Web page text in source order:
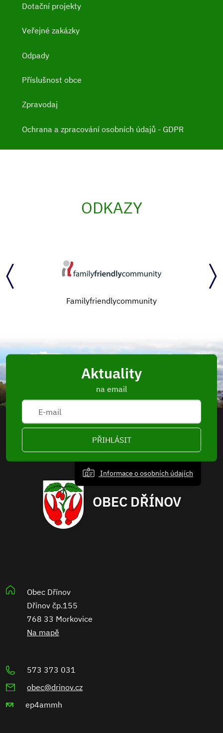
Dotační projekty
Veřejné zakázky
Odpady
Příslušnost obce
Zpravodaj
Ochrana a zpracování osobních údajů - GDPR
ODKAZY
Familyfriendlycommunity
Aktuality
na email
PŘIHLÁSIT
Informace o osobních údajích
OBEC DŘÍNOV
Obec Dřínov
Dřínov čp.155
768 33 Morkovice
Na mapě
573 373 031
obec@drinov.cz
ep4ammh